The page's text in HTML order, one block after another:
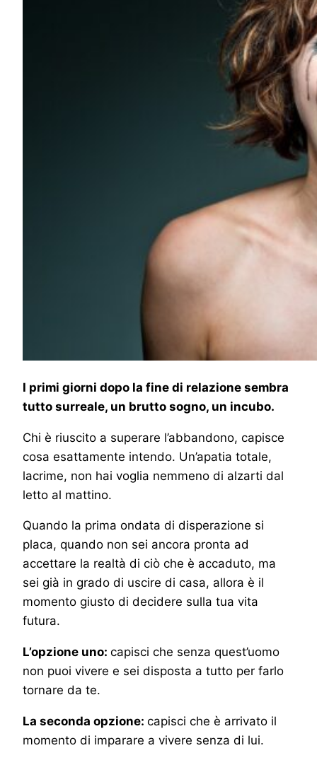
I primi giorni dopo la fine di relazione sembra
tutto surreale, un brutto sogno, un incubo.
Chi è riuscito a superare l’abbandono, capisce
cosa esattamente intendo. Un’apatia totale,
lacrime, non hai voglia nemmeno di alzarti dal
letto al mattino.
Quando la prima ondata di disperazione si
placa, quando non sei ancora pronta ad
accettare la realtà di ciò che è accaduto, ma
sei già in grado di uscire di casa, allora è il
momento giusto di decidere sulla tua vita
futura.
L’opzione uno: capisci che senza quest’uomo
non puoi vivere e sei disposta a tutto per farlo
tornare da te.
La seconda opzione: capisci che è arrivato il
momento di imparare a vivere senza di lui.